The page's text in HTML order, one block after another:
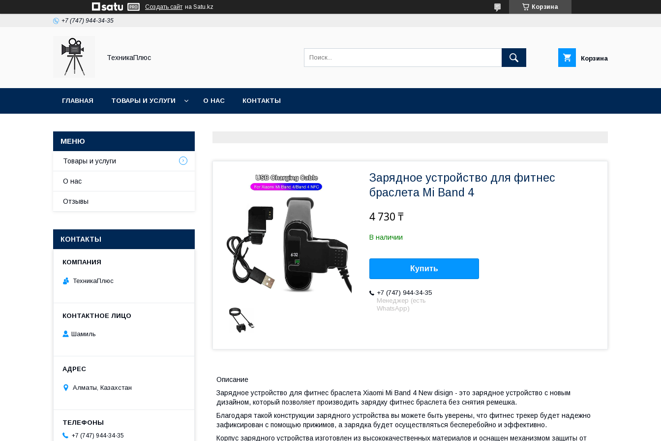
Создать сайт на Satu.kz Корзина
+7 (747) 944-34-35
ТехникаПлюс Корзина
ГЛАВНАЯ ТОВАРЫ И УСЛУГИ О НАС КОНТАКТЫ
Зарядное устройство для фитнес
браслета Mi Band 4
4 730 ₸
В наличии
Купить
+7 (747) 944-34-35
Менеджер (есть
WhatsApp)
Описание
Зарядное устройство для фитнес браслета Xiaomi Mi Band 4 New disign - это зарядное устройство с новым
дизайном, который позволяет производить зарядку фитнес браслета без снятия ремешка.
Благодаря такой конструкции зарядного устройства вы можете быть уверены, что фитнес трекер будет надежно
зафиксирован c помощью прижимов, а зарядка будет осуществляться бесперебойно и эффективно.
Корпус зарядного устройства изготовлен из высококачественных материалов и оснащен механизмом защиты от
Товары и услуги
О нас
Отзывы
КОНТАКТЫ
ТехникаПлюс
Шамиль
Алматы, Казахстан
+7 (747) 944-34-35